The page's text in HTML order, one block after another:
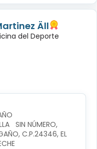
Äll
del Deporte
SIN NÚMERO,
C.P.24346, EL